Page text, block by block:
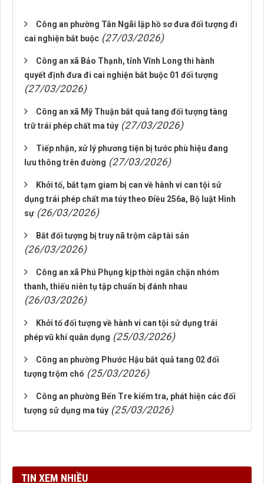
Công an phường Tân Ngãi lập hồ sơ đưa đối tượng đi
cai nghiện bắt buộc (27/03/2026)
Công an xã Bảo Thạnh, tỉnh Vĩnh Long thi hành
quyết định đưa đi cai nghiện bắt buộc 01 đối tượng
(27/03/2026)
Công an xã Mỹ Thuận bắt quả tang đối tượng tàng
trữ trái phép chất ma túy (27/03/2026)
Tiếp nhận, xử lý phương tiện bị tước phù hiệu đang
lưu thông trên đường (27/03/2026)
Khởi tố, bắt tạm giam bị can về hành vi can tội sử
dụng trái phép chất ma túy theo Điều 256a, Bộ luật Hình
sự (26/03/2026)
Bắt đối tượng bị truy nã trộm cắp tài sản
(26/03/2026)
Công an xã Phú Phụng kịp thời ngăn chặn nhóm
thanh, thiếu niên tụ tập chuẩn bị đánh nhau
(26/03/2026)
Khởi tố đối tượng về hành vi can tội sử dụng trái
phép vũ khí quân dụng (25/03/2026)
Công an phường Phước Hậu bắt quả tang 02 đối
tượng trộm chó (25/03/2026)
Công an phường Bến Tre kiểm tra, phát hiện các đối
tượng sử dụng ma túy (25/03/2026)
TIN XEM NHIỀU